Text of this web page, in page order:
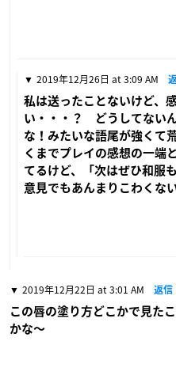
2019年12月26日 at 3:09 AM
私は送ったことないけど、
い・・・？ どうしてない
な！みたいな語尾が強くて
くまでプレイの感想の一端
てるけど、「次はぜひ和服
意見でもあんまりこわくな
2019年12月22日 at 3:01 AM 返信
この唇の塗り方どこかで見た
かな〜